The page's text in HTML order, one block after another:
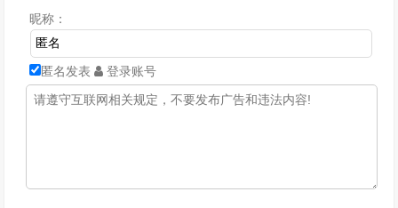
昵称：
匿名发表 登录账号